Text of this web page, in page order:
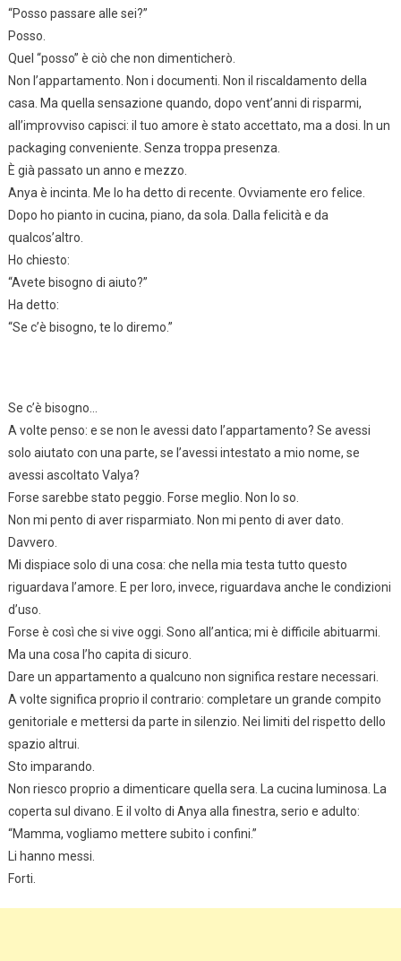
“Posso passare alle sei?”
Posso.
Quel “posso” è ciò che non dimenticherò.
Non l’appartamento. Non i documenti. Non il riscaldamento della
casa. Ma quella sensazione quando, dopo vent’anni di risparmi,
all’improvviso capisci: il tuo amore è stato accettato, ma a dosi. In un
packaging conveniente. Senza troppa presenza.
È già passato un anno e mezzo.
Anya è incinta. Me lo ha detto di recente. Ovviamente ero felice.
Dopo ho pianto in cucina, piano, da sola. Dalla felicità e da
qualcos’altro.
Ho chiesto:
“Avete bisogno di aiuto?”
Ha detto:
“Se c’è bisogno, te lo diremo.”
Se c’è bisogno…
A volte penso: e se non le avessi dato l’appartamento? Se avessi
solo aiutato con una parte, se l’avessi intestato a mio nome, se
avessi ascoltato Valya?
Forse sarebbe stato peggio. Forse meglio. Non lo so.
Non mi pento di aver risparmiato. Non mi pento di aver dato.
Davvero.
Mi dispiace solo di una cosa: che nella mia testa tutto questo
riguardava l’amore. E per loro, invece, riguardava anche le condizioni
d’uso.
Forse è così che si vive oggi. Sono all’antica; mi è difficile abituarmi.
Ma una cosa l’ho capita di sicuro.
Dare un appartamento a qualcuno non significa restare necessari.
A volte significa proprio il contrario: completare un grande compito
genitoriale e mettersi da parte in silenzio. Nei limiti del rispetto dello
spazio altrui.
Sto imparando.
Non riesco proprio a dimenticare quella sera. La cucina luminosa. La
coperta sul divano. E il volto di Anya alla finestra, serio e adulto:
“Mamma, vogliamo mettere subito i confini.”
Li hanno messi.
Forti.